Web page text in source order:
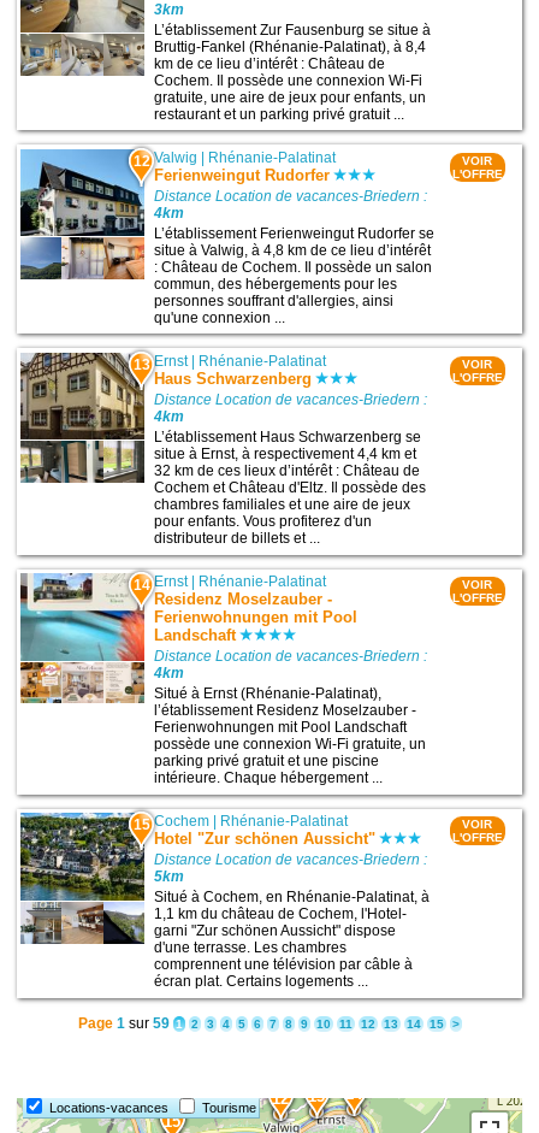
3km
L’établissement Zur Fausenburg se situe à
Bruttig-Fankel (Rhénanie-Palatinat), à 8,4
km de ce lieu d’intérêt : Château de
Cochem. Il possède une connexion Wi-Fi
gratuite, une aire de jeux pour enfants, un
restaurant et un parking privé gratuit ...
12 Valwig | Rhénanie-Palatinat
Ferienweingut Rudorfer
Distance Location de vacances-Briedern :
4km
L’établissement Ferienweingut Rudorfer se
situe à Valwig, à 4,8 km de ce lieu d’intérêt
: Château de Cochem. Il possède un salon
commun, des hébergements pour les
personnes souffrant d'allergies, ainsi
qu'une connexion ...
VOIR
L'OFFRE
13 Ernst| Rhénanie-Palatinat
Haus Schwarzenberg
Distance Location de vacances-Briedern :
4km
L’établissement Haus Schwarzenberg se
situe à Ernst, à respectivement 4,4 km et
32 km de ces lieux d’intérêt : Château de
Cochem et Château d'Eltz. Il possède des
chambres familiales et une aire de jeux
pour enfants. Vous profiterez d'un
distributeur de billets et ...
VOIR
L'OFFRE
14 Ernst| Rhénanie-Palatinat
Residenz Moselzauber -
Ferienwohnungen mit Pool
Landschaft
Distance Location de vacances-Briedern :
4km
Situé à Ernst (Rhénanie-Palatinat),
l’établissement Residenz Moselzauber -
Ferienwohnungen mit Pool Landschaft
possède une connexion Wi-Fi gratuite, un
parking privé gratuit et une piscine
intérieure. Chaque hébergement ...
VOIR
L'OFFRE
15 Cochem Rhénanie-Palatinat
Hotel "Zur schönen Aussicht"
Distance Location de vacances-Briedern :
5km
Situé à Cochem, en Rhénanie-Palatinat, à
1,1 km du château de Cochem, l'Hotel-
garni "Zur schönen Aussicht" dispose
d'une terrasse. Les chambres
comprennent une télévision par câble à
écran plat. Certains logements ...
VOIR
L'OFFRE
Page 1sur 59 1 2 3 4 5 6 7 8 9 10 11 12 13 14 15 >
Locations-vacances Tourisme
15
14
13
12